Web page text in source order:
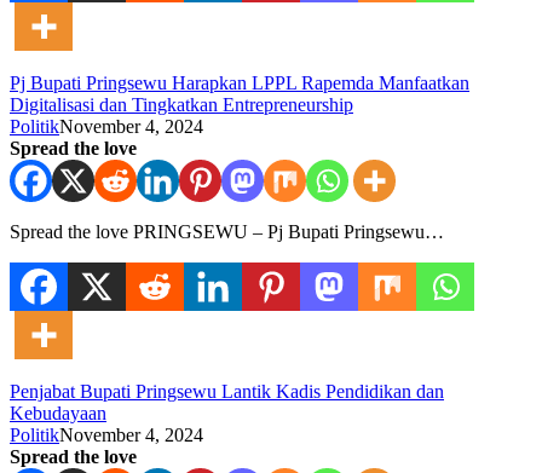
Pj Bupati Pringsewu Harapkan LPPL Rapemda Manfaatkan
Digitalisasi dan Tingkatkan Entrepreneurship
PolitikNovember 4, 2024
Spread the love
Spread the love PRINGSEWU – Pj Bupati Pringsewu…
Penjabat Bupati Pringsewu Lantik Kadis Pendidikan dan
Kebudayaan
PolitikNovember 4, 2024
Spread the love